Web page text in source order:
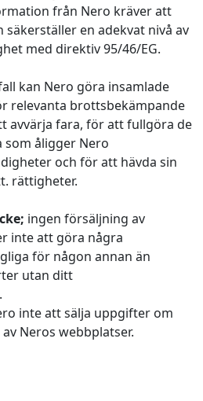
från Nero kräver att
en adekvat nivå av
med direktiv 95/46/EG.
kan Nero göra insamlade
relevanta brottsbekämpande
avvärja fara, för att fullgöra de
åligger Nero
och för att hävda sin
rättigheter.
ingen försäljning av
inte att göra några
för någon annan än
utan ditt
inte att sälja uppgifter om
Neros webbplatser.